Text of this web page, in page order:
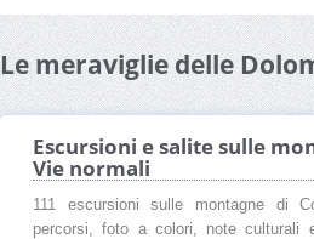
Le meraviglie delle
Escursioni e salite sulle
Vie normali
111 escursioni sulle montagne di
percorsi, foto a colori, note culturali